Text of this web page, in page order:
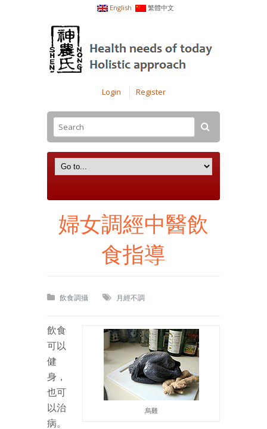
English 繁體中文
Login Register
婦女調經中醫飲
食指導
飲食調攝 月經不調
烏雞
飲食
可以
健
身，
也可
以治
病。